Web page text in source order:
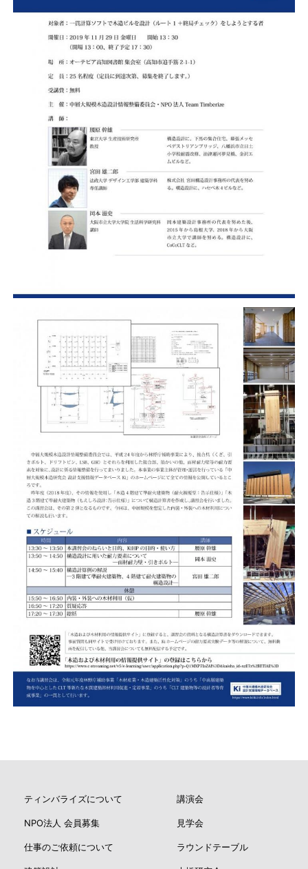
ティンバライズについて
NPO法人 会員募集
仕事のご依頼について
講演会
見学会
ラウンドテーブル